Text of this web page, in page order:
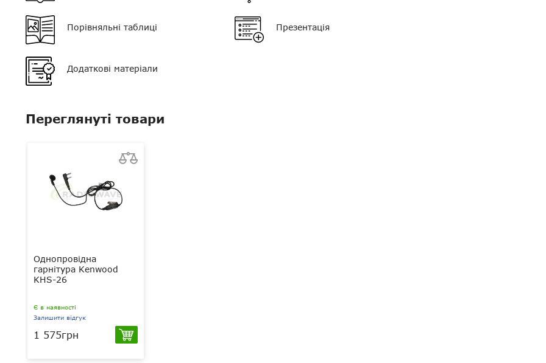
Тип мікрофона поєднаний з PTT
Кнопка PTT одинарна
Тип навушника
Роз'єм
Порівняльні таблиці Презентація
Додаткові матеріали
Переглянуті товари
Однопровідна
гарнітура Kenwood
KHS-26
Є в наявності
Залишити відгук
1 575грн